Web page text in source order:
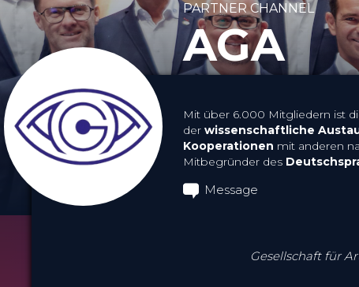
PARTNER CHANNEL
AGA
Mit über 6.000 Mitgliedern ist
der wissenschaftliche
Kooperationen mit anderen
Mitbegründer des
Message
Gesellschaft für